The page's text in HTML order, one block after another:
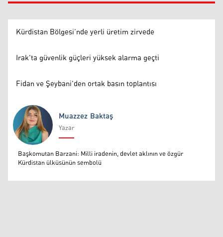
Kürdistan Bölgesi’nde yerli üretim zirvede
Irak'ta güvenlik güçleri yüksek alarma geçti
Fidan ve Şeybani'den ortak basın toplantısı
Muazzez Baktaş
Muazzez Baktaş
Yazar
Başkomutan Barzani: Milli iradenin, devlet aklının ve özgür
Kürdistan ülküsünün sembolü